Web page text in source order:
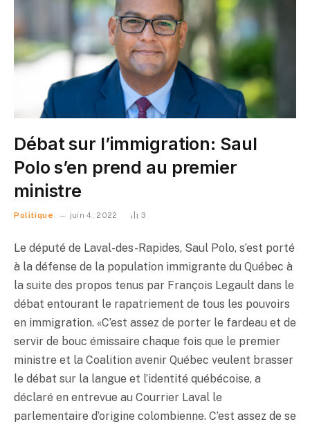
Débat sur l’immigration: Saul
Polo s’en prend au premier
ministre
Politique juin 4, 2022 3
Le député de Laval-des-Rapides, Saul Polo, s’est porté
à la défense de la population immigrante du Québec à
la suite des propos tenus par François Legault dans le
débat entourant le rapatriement de tous les pouvoirs
en immigration. «C’est assez de porter le fardeau et de
servir de bouc émissaire chaque fois que le premier
ministre et la Coalition avenir Québec veulent brasser
le débat sur la langue et l’identité québécoise, a
déclaré en entrevue au Courrier Laval le
parlementaire d’origine colombienne. C’est assez de se